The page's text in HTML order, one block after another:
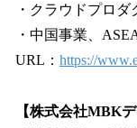
・クラウドプロダ
・中国事業、
URL： https://
【株式会社MBKデ